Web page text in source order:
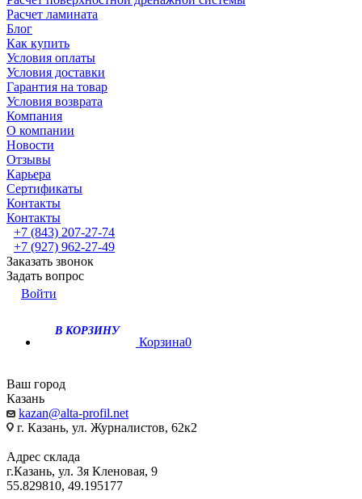
Расчет ламината
Блог
Как купить
Условия оплаты
Условия доставки
Гарантия на товар
Условия возврата
Компания
О компании
Новости
Отзывы
Карьера
Сертификаты
Контакты
Контакты
+7 (843) 207-27-74
+7 (927) 962-27-49
Заказать звонок
Задать вопрос
Войти
В КОРЗИНУ
Корзина0
Ваш город
Казань
kazan@alta-profil.net
г. Казань, ул. Журналистов, 62к2
Адрес склада
г.Казань, ул. 3я Кленовая, 9
55.829810, 49.195177